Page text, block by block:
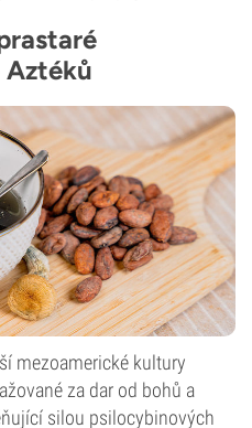
Aztéků
mezoamerické kultury
za dar od bohů a
silou psilocybinových